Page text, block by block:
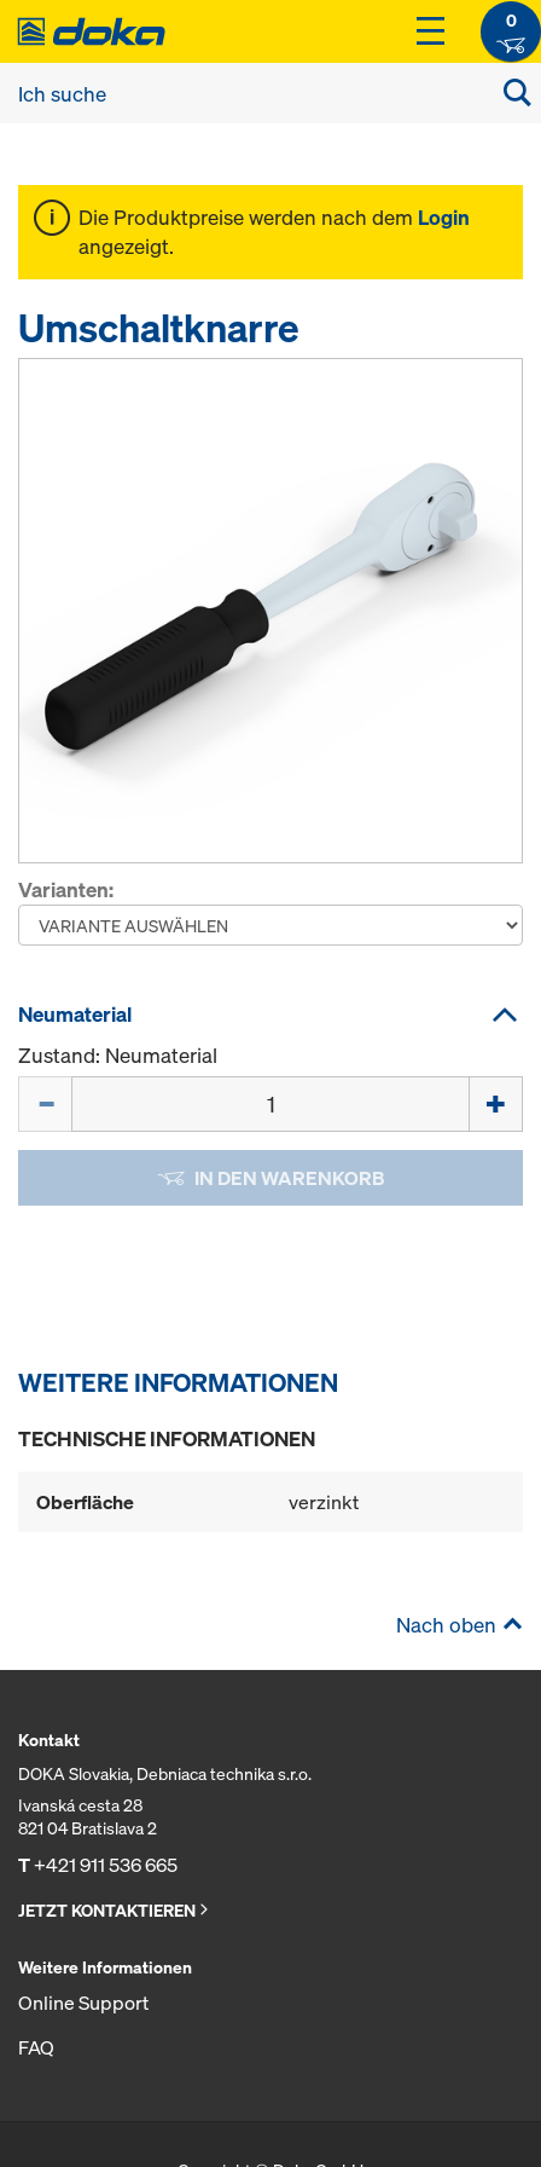
0
Die Produktpreise werden nach dem Login
angezeigt.
Umschaltknarre
Varianten:
Neumaterial
Zustand: Neumaterial
IN DEN WARENKORB
WEITERE INFORMATIONEN
TECHNISCHE INFORMATIONEN
Oberfläche verzinkt
Nach oben
Kontakt
DOKA Slovakia, Debniaca technika s.r.o.
Ivanská cesta 28
821 04 Bratislava 2
T+421 911 536 665
JETZT KONTAKTIEREN
Weitere Informationen
Online Support
FAQ